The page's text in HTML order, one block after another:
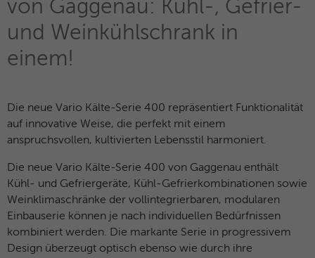
von Gaggenau: Kühl-, Gefrier-
und Weinkühlschrank in
einem!
Die neue Vario Kälte-Serie 400 repräsentiert Funktionalität
auf innovative Weise, die perfekt mit einem
anspruchsvollen, kultivierten Lebensstil harmoniert.
Die neue Vario Kälte-Serie 400 von Gaggenau enthält
Kühl- und Gefriergeräte, Kühl-Gefrierkombinationen sowie
Weinklimaschränke der vollintegrierbaren, modularen
Einbauserie können je nach individuellen Bedürfnissen
kombiniert werden. Die markante Serie in progressivem
Design überzeugt optisch ebenso wie durch ihre
Name fe_typo_user / PHPSESSID
Laufzeit Browsersession
Zweck
eines Benutzer-Logins die Session-ID. So
kann der eingeloggte Benutzer
wiedererkannt werden und es wird ihm
Zugang zu geschützten Bereichen
gewährt.
Besucher zu identifizieren.
Name
Laufzeit 1 Tag
Zweck
Dieses Cookie wird von Google Analytics
Informationen darüber zu speichern, wie
Besucher eine Website nutzen, und hilft
bei der Erstellung eines Analyseberichts
darüber, wie es der Website geht. Die
erhobenen Daten umfassen die Anzahl der
Besucher, die Quelle, aus der sie